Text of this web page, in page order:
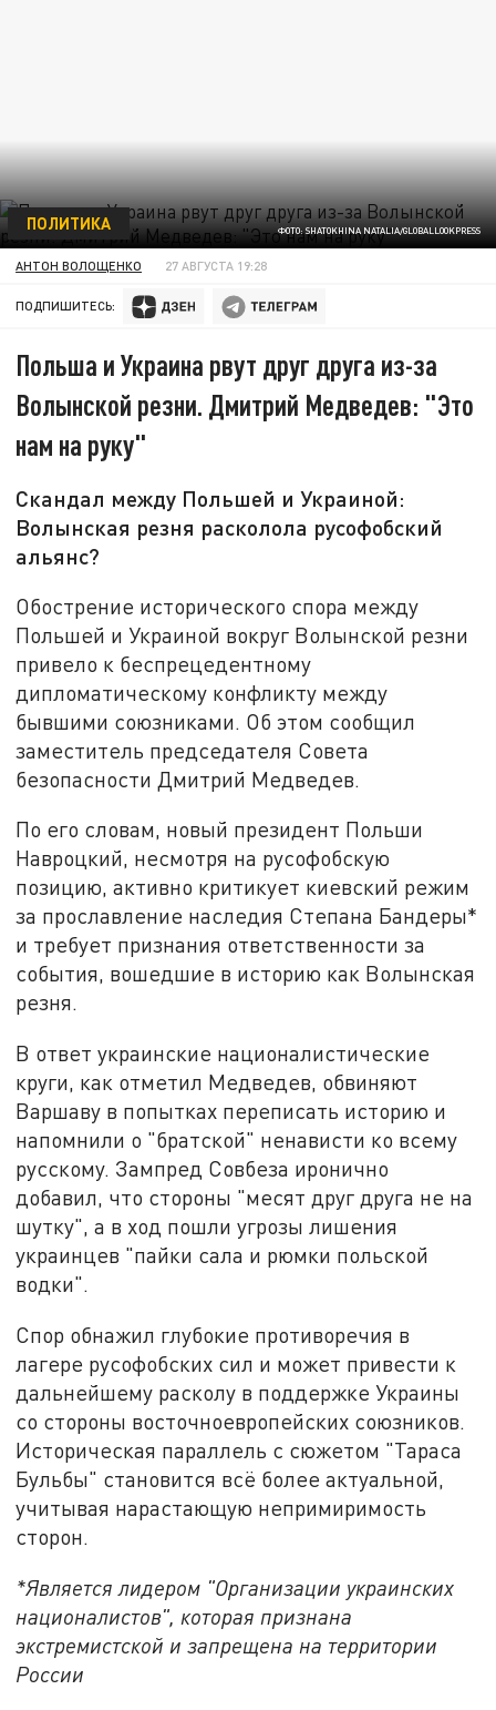
ФОТО: SHATOKHINA NATALIA/GLOBALLOOKPRESS
ПОЛИТИКА
АНТОН ВОЛОЩЕНКО 27 АВГУСТА 19:28
ПОДПИШИТЕСЬ:
Польша и Украина рвут друг друга из-за
Волынской резни. Дмитрий Медведев: "Это
нам на руку"
Скандал между Польшей и Украиной:
Волынская резня расколола русофобский
альянс?
Обострение исторического спора между
Польшей и Украиной вокруг Волынской резни
привело к беспрецедентному
дипломатическому конфликту между
бывшими союзниками. Об этом сообщил
заместитель председателя Совета
безопасности Дмитрий Медведев.
По его словам, новый президент Польши
Навроцкий, несмотря на русофобскую
позицию, активно критикует киевский режим
за прославление наследия Степана Бандеры*
и требует признания ответственности за
события, вошедшие в историю как Волынская
резня.
В ответ украинские националистические
круги, как отметил Медведев, обвиняют
Варшаву в попытках переписать историю и
напомнили о "братской" ненависти ко всему
русскому. Зампред Совбеза иронично
добавил, что стороны "месят друг друга не на
шутку", а в ход пошли угрозы лишения
украинцев "пайки сала и рюмки польской
водки".
Спор обнажил глубокие противоречия в
лагере русофобских сил и может привести к
дальнейшему расколу в поддержке Украины
со стороны восточноевропейских союзников.
Историческая параллель с сюжетом "Тараса
Бульбы" становится всё более актуальной,
учитывая нарастающую непримиримость
сторон.
*Является лидером "Организации украинских
националистов", которая признана
экстремистской и запрещена на территории
России